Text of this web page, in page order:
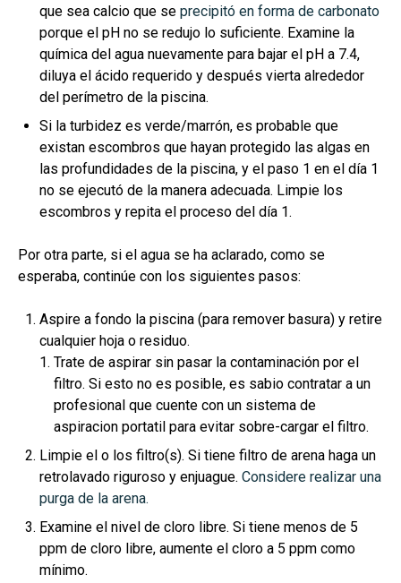
que sea calcio que se precipitó en forma de carbonato
porque el pH no se redujo lo suficiente. Examine la
química del agua nuevamente para bajar el pH a 7.4,
diluya el ácido requerido y después vierta alrededor
del perímetro de la piscina.
Si la turbidez es verde/marrón, es probable que
existan escombros que hayan protegido las algas en
las profundidades de la piscina, y el paso 1 en el día 1
no se ejecutó de la manera adecuada. Limpie los
escombros y repita el proceso del día 1.
Por otra parte, si el agua se ha aclarado, como se
esperaba, continúe con los siguientes pasos:
Aspire a fondo la piscina (para remover basura) y retire
cualquier hoja o residuo.
Trate de aspirar sin pasar la contaminación por el
filtro. Si esto no es posible, es sabio contratar a un
profesional que cuente con un sistema de
aspiracion portatil para evitar sobre-cargar el filtro.
Limpie el o los filtro(s). Si tiene filtro de arena haga un
retrolavado riguroso y enjuague. Considere realizar una
purga de la arena.
Examine el nivel de cloro libre. Si tiene menos de 5
ppm de cloro libre, aumente el cloro a 5 ppm como
mínimo.